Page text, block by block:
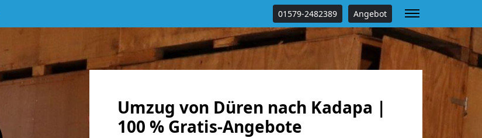
01579-2482389 Angebot
Umzug von Düren nach Kadapa |
100 % Gratis-Angebote